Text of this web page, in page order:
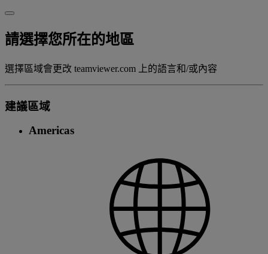
請選擇您所在的地區
選擇區域會更改 teamviewer.com 上的語言和/或內容
建議區域
Americas